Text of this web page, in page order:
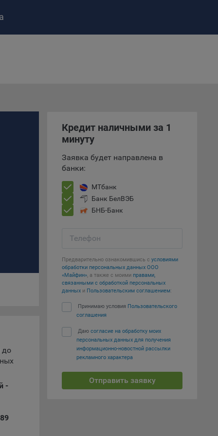
и
–
до
-
Кредит наличными за 1
минуту
Заявка будет направлена в
банки:
МТбанк
Банк БелВЭБ
БНБ-Банк
Телефон
Предварительно ознакомившись с условиями
обработки персональных данных ООО
«Майфин», а также с моими правами,
связанными с обработкой персональных
данных и Пользовательским соглашением:
Принимаю условия Пользовательского
соглашения
Даю согласие на обработку моих
персональных данных для получения
информационно-новостной рассылки
рекламного характера
Отправить заявку